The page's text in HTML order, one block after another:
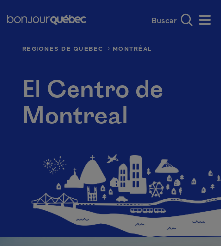
Main navigation -
A dónde ir en Québec Las regiones de
REGIONES DE QUEBEC MONTRÉAL
El Centro de
Montreal